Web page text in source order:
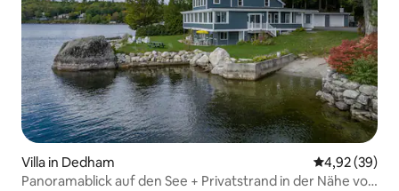
Villa in Dedham
4,92 (39)
Panoramablick auf den See + Privatstrand in der Nähe von